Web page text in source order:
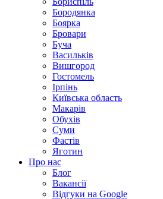
Бородянка
Боярка
Бровари
Буча
Васильків
Вишгород
Гостомель
Ірпінь
Київська область
Макарів
Обухів
Суми
Фастів
Яготин
Про нас
Блог
Вакансії
Відгуки на Google